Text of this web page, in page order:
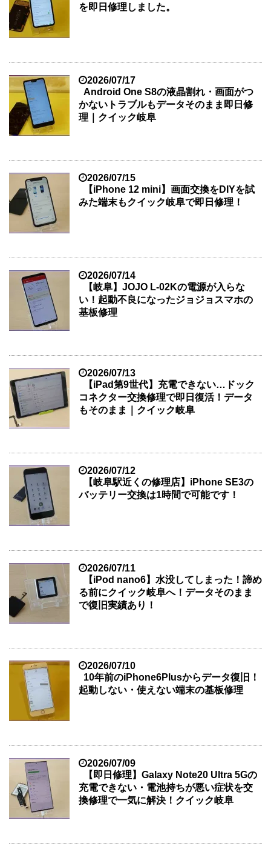
を即日修理しました。
2026/07/17
Android One S8の液晶割れ・画面がつ
かないトラブルもデータそのまま即日修
理｜クイック岐阜
2026/07/15
【iPhone 12 mini】画面交換をDIYを試
みた端末もクイック岐阜で即日修理！
2026/07/14
【岐阜】JOJO L-02Kの電源が入らな
い！起動不良になったジョジョスマホの
基板修理
2026/07/13
【iPad第9世代】充電できない…ドック
コネクター交換修理で即日復活！データ
もそのまま｜クイック岐阜
2026/07/12
【岐阜駅近くの修理店】iPhone SE3の
バッテリー交換は1時間で可能です！
2026/07/11
【iPod nano6】水没してしまった！諦め
る前にクイック岐阜へ！データそのまま
で復旧実績あり！
2026/07/10
10年前のiPhone6Plusからデータ復旧！
起動しない・使えない端末の基板修理
2026/07/09
【即日修理】Galaxy Note20 Ultra 5Gの
充電できない・電池持ちが悪い症状を交
換修理で一気に解決！クイック岐阜